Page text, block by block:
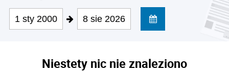
1 sty 2000 8 sie 2026
Niestety nic nie znaleziono